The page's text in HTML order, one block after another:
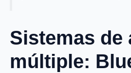
Sistemas de
múltiple: